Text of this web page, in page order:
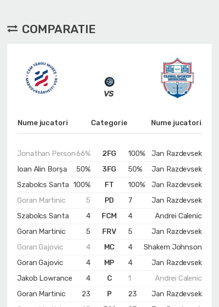
COMPARATIE
Nume jucatori Categorie Nume jucatori
Jonathan Person66% 2FG 100%
Jan Razdevsek
Ioan Alin Borșa
50% 3FG 50%
Jan Razdevsek
Szabolcs Santa 100% FT 100%
Jan Razdevsek
Goran Martinic
5 PD 7
Jan Razdevsek
Szabolcs Santa
4 FCM 4
Andrei Calenic
Goran Martinic
5 FRV 5
Jan Razdevsek
Goran Gajovic
4 MC 4
Shakem Johnson
Goran Gajovic
4 MP 4
Jan Razdevsek
Jakob Lowrance
4 C 1
Andrei Calenic
Goran Martinic
23 P 23
Jan Razdevsek